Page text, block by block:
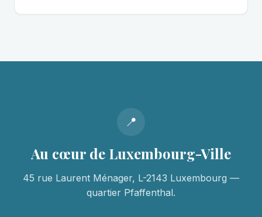
📍
Au cœur de Luxembourg-Ville
45 rue Laurent Ménager, L-2143 Luxembourg —
quartier Pfaffenthal.